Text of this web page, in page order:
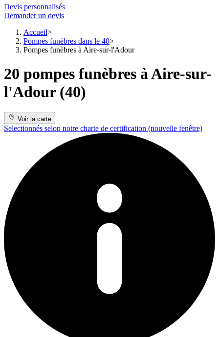
Devis personnalisés
Demander un devis
Accueil
Pompes funèbres dans le 40
Pompes funèbres à Aire-sur-l'Adour
20 pompes funèbres à Aire-sur-
l'Adour (40)
Voir la carte
Selectionnés selon notre charte de certification (nouvelle fenêtre)